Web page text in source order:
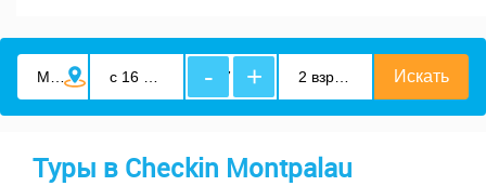
- +
Туры в Checkin Montpalau